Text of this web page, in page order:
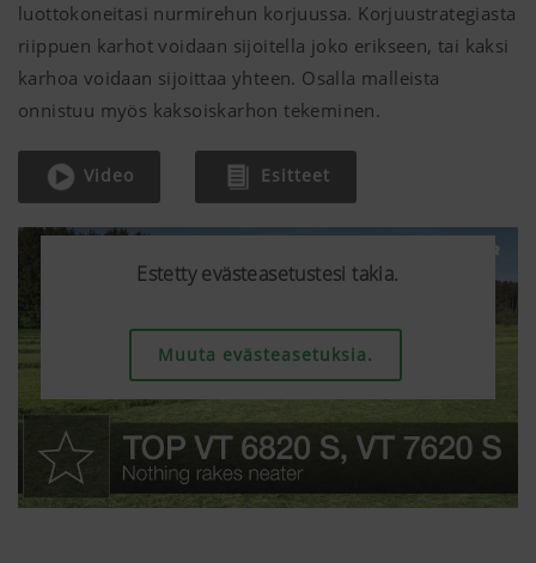
luottokoneitasi nurmirehun korjuussa. Korjuustrategiasta
riippuen karhot voidaan sijoitella joko erikseen, tai kaksi
karhoa voidaan sijoittaa yhteen. Osalla malleista
onnistuu myös kaksoiskarhon tekeminen.
Video Esitteet
Estetty evästeasetustesi takia.
Muuta evästeasetuksia.
Estetty evästeasetustesi takia.
Muuta evästeasetuksia.
Estetty evästeasetustesi takia.
Muuta evästeasetuksia.
Estetty evästeasetustesi takia.
Muuta evästeasetuksia.